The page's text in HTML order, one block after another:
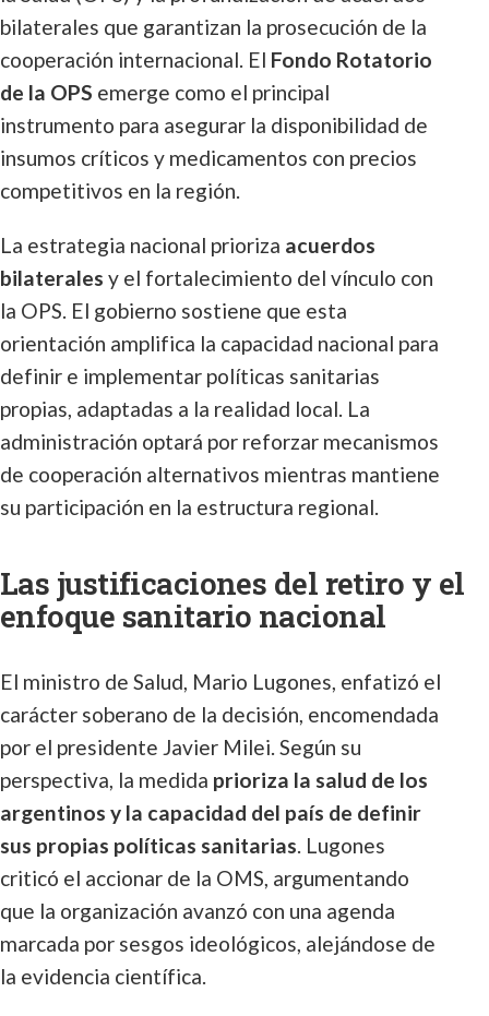
bilaterales que garantizan la prosecución de la
cooperación internacional. El Fondo Rotatorio
de la OPS emerge como el principal
instrumento para asegurar la disponibilidad de
insumos críticos y medicamentos con precios
competitivos en la región.
La estrategia nacional prioriza acuerdos
bilaterales y el fortalecimiento del vínculo con
la OPS. El gobierno sostiene que esta
orientación amplifica la capacidad nacional para
definir e implementar políticas sanitarias
propias, adaptadas a la realidad local. La
administración optará por reforzar mecanismos
de cooperación alternativos mientras mantiene
su participación en la estructura regional.
Las justificaciones del retiro y el
enfoque sanitario nacional
El ministro de Salud, Mario Lugones, enfatizó el
carácter soberano de la decisión, encomendada
por el presidente Javier Milei. Según su
perspectiva, la medida prioriza la salud de los
argentinos y la capacidad del país de definir
sus propias políticas sanitarias. Lugones
criticó el accionar de la OMS, argumentando
que la organización avanzó con una agenda
marcada por sesgos ideológicos, alejándose de
la evidencia científica.